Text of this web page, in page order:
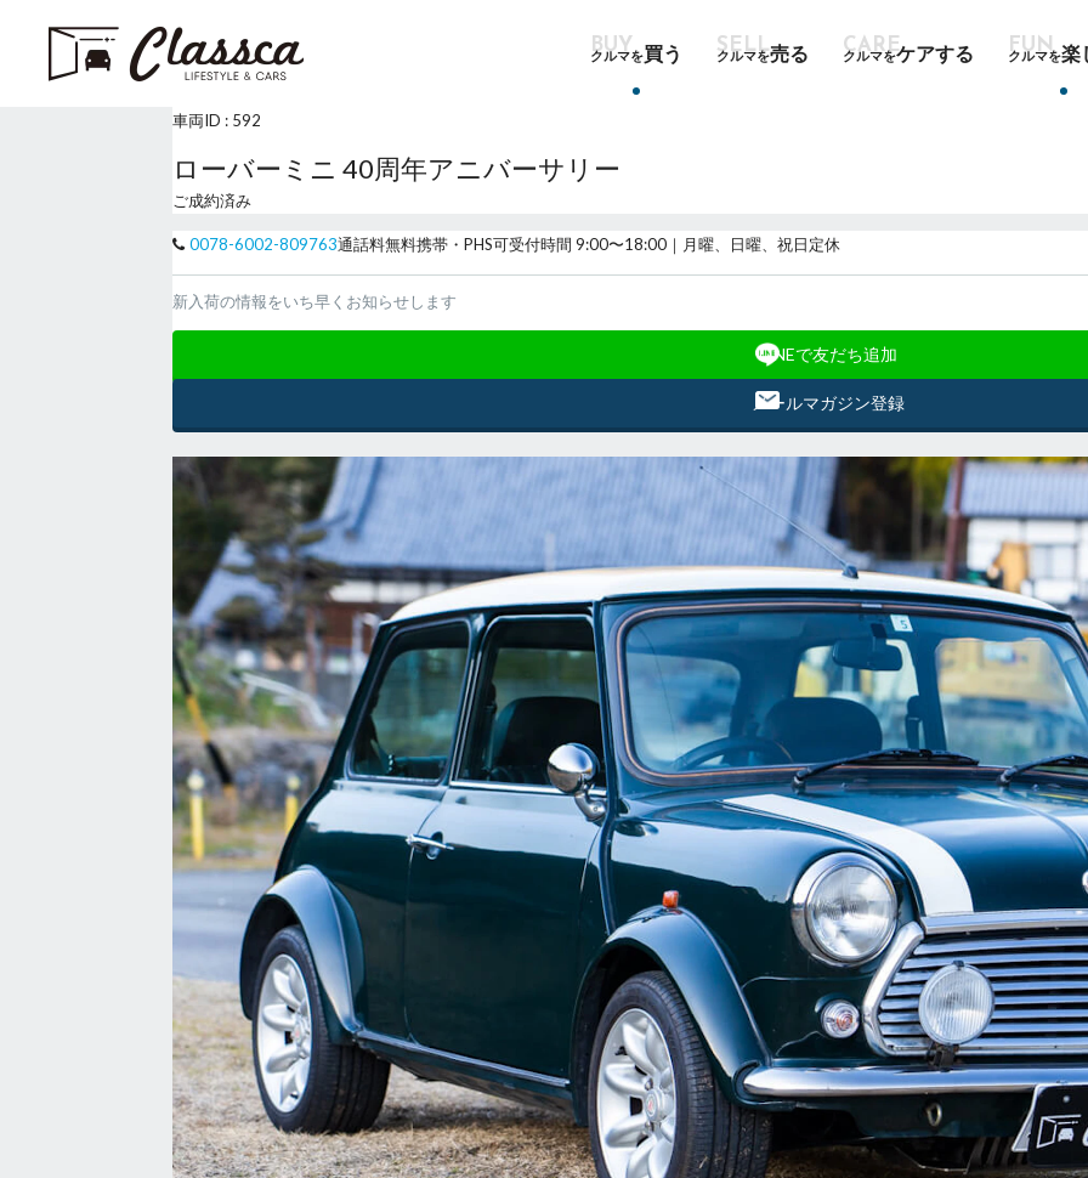
クルマを買う クルマを売る クルマをケアする クルマを楽
車両ID : 592
ローバーミニ 40周年アニバーサリー
ご成約済み
0078-6002-809763通話料無料携帯・PHS可受付時間 9:00〜18:00｜月曜、日曜、祝日定休
新入荷の情報をいち早くお知らせします
LINEで友だち追加
メールマガジン登録